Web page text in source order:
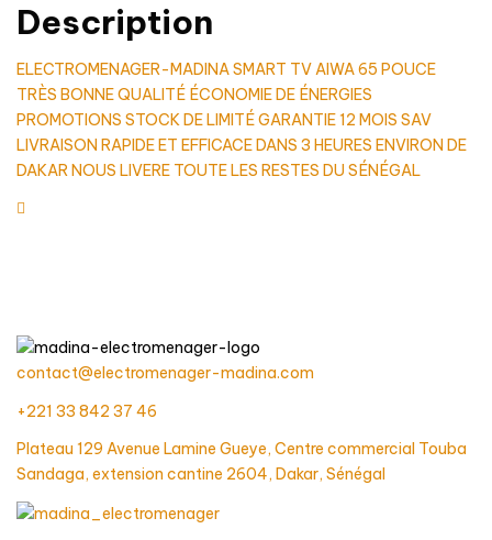
Description
ELECTROMENAGER-MADINA SMART TV AIWA 65 POUCE
TRÈS BONNE QUALITÉ ÉCONOMIE DE ÉNERGIES
PROMOTIONS STOCK DE LIMITÉ GARANTIE 12 MOIS SAV
LIVRAISON RAPIDE ET EFFICACE DANS 3 HEURES ENVIRON DE
DAKAR NOUS LIVERE TOUTE LES RESTES DU SÉNÉGAL
contact@electromenager-madina.com
+221 33 842 37 46
Plateau 129 Avenue Lamine Gueye, Centre commercial Touba
Sandaga, extension cantine 2604, Dakar, Sénégal